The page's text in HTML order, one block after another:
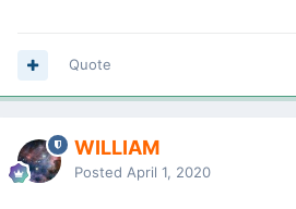
Quote
WILLIAM
Posted April 1, 2020